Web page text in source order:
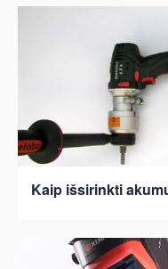
Kaip išsirinkti